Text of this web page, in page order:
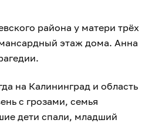
района у матери трёх
этаж дома. Анна
на Калининград и область
с грозами, семья
дети спали, младший